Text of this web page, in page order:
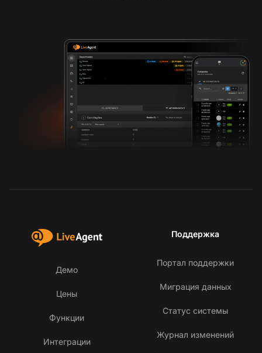
Демо
Цены
Функции
Интеграции
Поддержка
Портал поддержки
Миграция данных
Статус системы
Журнал изменений